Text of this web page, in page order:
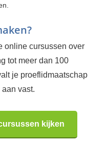
online cursussen over
tot meer dan 100
je proeflidmaatschap
vast.
kijken